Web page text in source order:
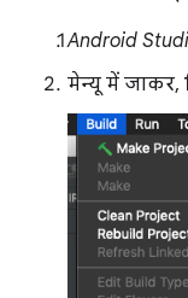
Android
मेन्यू में जाकर,